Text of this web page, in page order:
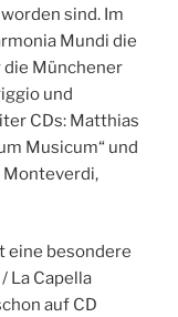
sind. Im
Mundi die
die Münchener
und
CDs: Matthias
Musicum“ und
Monteverdi,
eine besondere
La Capella
auf CD